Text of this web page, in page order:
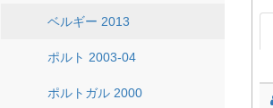
ベルギー 2013
ポルト 2003-04
ポルトガル 2000